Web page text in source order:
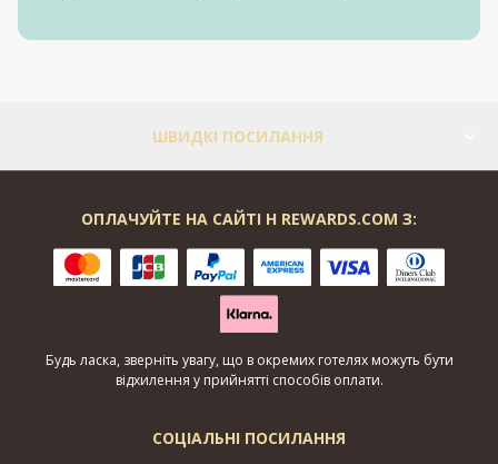
ШВИДКІ ПОСИЛАННЯ
СОЦІАЛЬНІ ПОСИЛАННЯ
ОПЛАЧУЙТЕ НА САЙТІ H REWARDS.COM З:
Будь ласка, зверніть увагу, що в окремих готелях можуть бути
відхилення у прийнятті способів оплати.